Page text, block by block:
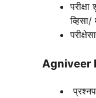
Agniveer